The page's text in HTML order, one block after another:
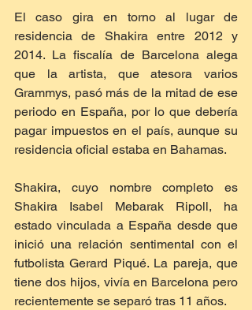
El caso gira en torno al lugar de
residencia de Shakira entre 2012 y
2014. La fiscalía de Barcelona alega
que la artista, que atesora varios
Grammys, pasó más de la mitad de ese
periodo en España, por lo que debería
pagar impuestos en el país, aunque su
residencia oficial estaba en Bahamas.
Shakira, cuyo nombre completo es
Shakira Isabel Mebarak Ripoll, ha
estado vinculada a España desde que
inició una relación sentimental con el
futbolista Gerard Piqué. La pareja, que
tiene dos hijos, vivía en Barcelona pero
recientemente se separó tras 11 años.